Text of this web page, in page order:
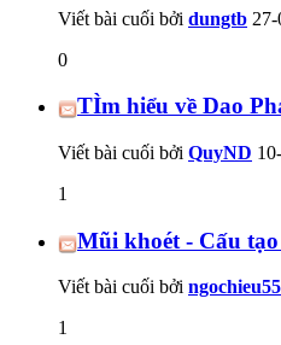
Viết bài cuối bởi dungtb
0
TÌm hiểu về Dao
Viết bài cuối bởi QuyND
1
Mũi khoét - Cấu
Viết bài cuối bởi
1